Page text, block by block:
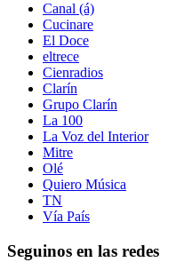
Canal (á)
Cucinare
El Doce
eltrece
Cienradios
Clarín
Grupo Clarín
La 100
La Voz del Interior
Mitre
Olé
Quiero Música
TN
Vía País
Seguinos en las redes